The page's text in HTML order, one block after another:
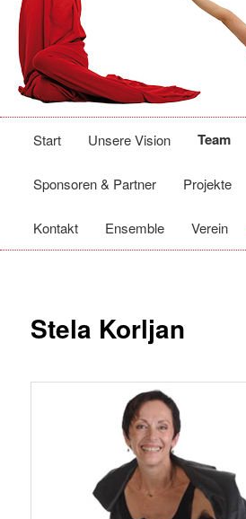
Zum
springen
Start Unsere Vision Team
Sponsoren & Partner Projekte
Kontakt Ensemble Verein
Stela Korljan